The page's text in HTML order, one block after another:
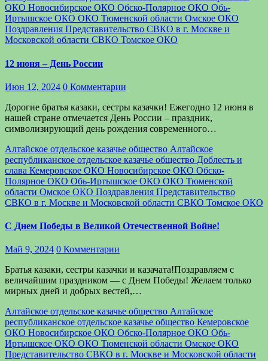
ОКО Новосибирское ОКО Обско-Полярное ОКО Обь-
Иртышское ОКО ОКО Тюменской области Омское ОКО
Поздравления Представительство СВКО в г. Москве и
Московской области СВКО Томское ОКО
12 июня – День России
Июн 12, 2024 0 Комментарии
Дорогие братья казаки, сестры казачки! Ежегодно 12 июня в
нашей стране отмечается День России – праздник,
символизирующий день рождения современного…
Алтайское отдельское казачье общество Алтайское
республиканское отдельское казачье общество Доблесть и
слава Кемеровское ОКО Новосибирское ОКО Обско-
Полярное ОКО Обь-Иртышское ОКО ОКО Тюменской
области Омское ОКО Поздравления Представительство
СВКО в г. Москве и Московской области СВКО Томское ОКО
С Днем Победы в Великой Отечественной Войне!
Май 9, 2024 0 Комментарии
Братья казаки, сестры казачки и казачата!Поздравляем с
величайшим праздником — с Днем Победы! Желаем только
мирных дней и добрых вестей,…
Алтайское отдельское казачье общество Алтайское
республиканское отдельское казачье общество Кемеровское
ОКО Новосибирское ОКО Обско-Полярное ОКО Обь-
Иртышское ОКО ОКО Тюменской области Омское ОКО
Представительство СВКО в г. Москве и Московской области